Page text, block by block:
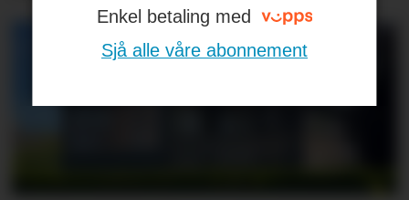
Enkel betaling med
Sjå alle våre abonnement